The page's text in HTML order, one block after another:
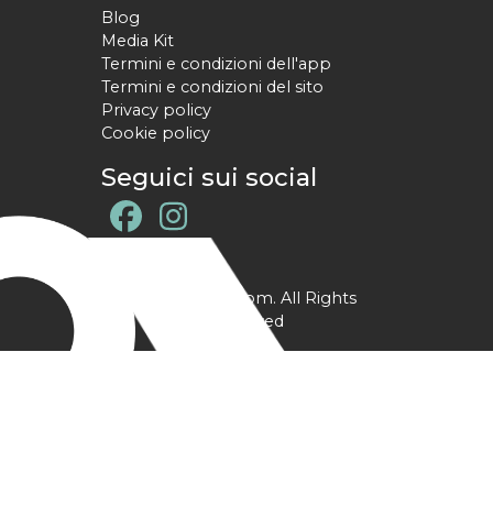
Blog
Media Kit
Termini e condizioni dell'app
Termini e condizioni del sito
Privacy policy
Cookie policy
Seguici sui social
@ YPtrainer.com. All Rights
Reserved